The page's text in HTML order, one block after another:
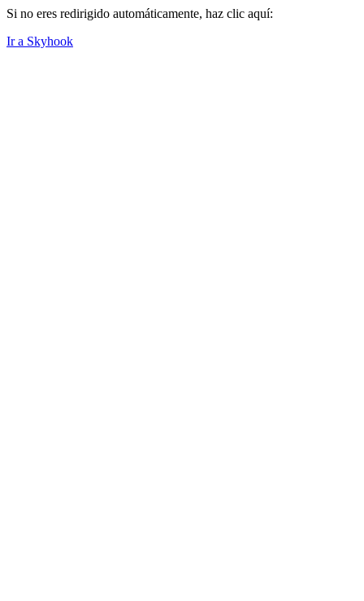
Si no eres redirigido automáticamente, haz clic aquí:
Ir a Skyhook